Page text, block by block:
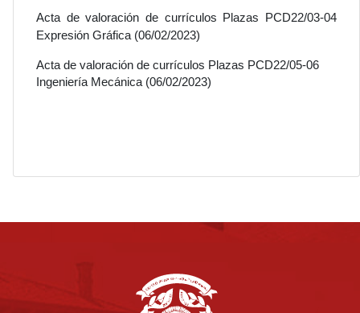
Acta de valoración de currículos Plazas PCD22/03-04
Expresión Gráfica (06/02/2023)
Acta de valoración de currículos Plazas PCD22/05-06
Ingeniería Mecánica (06/02/2023)